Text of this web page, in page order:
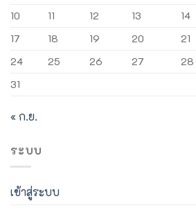
10
11 12 13 14
17
18 19 20 21
24
25 26 27 28
31
« ก.ย.
ระบบ
เข้าสู่ระบบ